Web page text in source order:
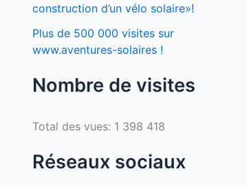
construction d’un vélo solaire»!
Plus de 500 000 visites sur
www.aventures-solaires !
Nombre de visites
Total des vues: 1 398 418
Réseaux sociaux